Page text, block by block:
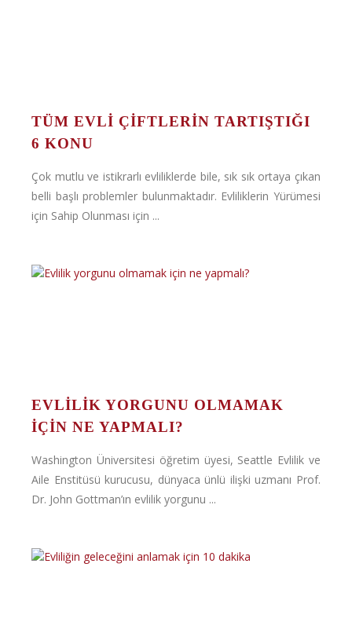
TÜM EVLI ÇIFTLERIN TARTIŞTIĞI
6 KONU
Çok mutlu ve istikrarlı evliliklerde bile, sık sık ortaya çıkan
belli başlı problemler bulunmaktadır. Evliliklerin Yürümesi
için Sahip Olunması için ...
EVLILIK YORGUNU OLMAMAK
IÇIN NE YAPMALI?
Washington Üniversitesi öğretim üyesi, Seattle Evlilik ve
Aile Enstitüsü kurucusu, dünyaca ünlü ilişki uzmanı Prof.
Dr. John Gottman’ın evlilik yorgunu ...